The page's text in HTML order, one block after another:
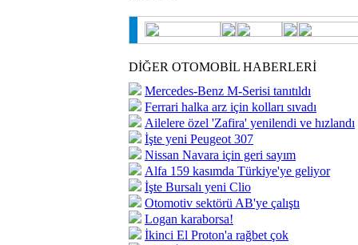
DİĞER OTOMOBİL HABERLERİ
Mercedes-Benz M-Serisi tanıtıldı
Ferrari halka arz için kolları sıvadı
Ailelere özel 'Zafira' yenilendi ve hızlandı
İşte yeni Peugeot 307
Nissan Navara için geri sayım
Alfa 159 kasımda Türkiye'ye geliyor
İşte Bursalı yeni Clio
Otomotiv sektörü AB'ye çalıştı
Logan karaborsa!
İkinci El Proton'a rağbet çok